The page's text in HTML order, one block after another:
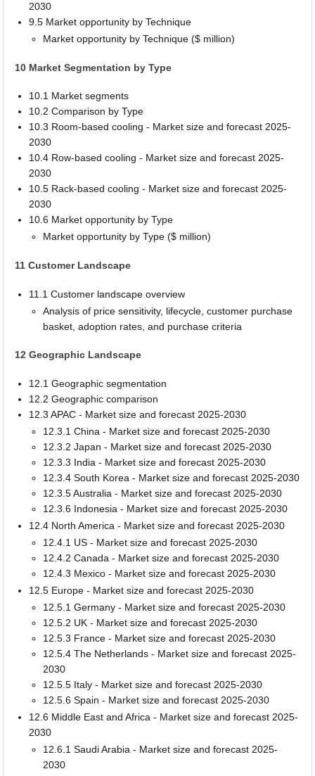
2030
9.5 Market opportunity by Technique
Market opportunity by Technique ($ million)
10 Market Segmentation by Type
10.1 Market segments
10.2 Comparison by Type
10.3 Room-based cooling - Market size and forecast 2025-
2030
10.4 Row-based cooling - Market size and forecast 2025-
2030
10.5 Rack-based cooling - Market size and forecast 2025-
2030
10.6 Market opportunity by Type
Market opportunity by Type ($ million)
11 Customer Landscape
11.1 Customer landscape overview
Analysis of price sensitivity, lifecycle, customer purchase
basket, adoption rates, and purchase criteria
12 Geographic Landscape
12.1 Geographic segmentation
12.2 Geographic comparison
12.3 APAC - Market size and forecast 2025-2030
12.3.1 China - Market size and forecast 2025-2030
12.3.2 Japan - Market size and forecast 2025-2030
12.3.3 India - Market size and forecast 2025-2030
12.3.4 South Korea - Market size and forecast 2025-2030
12.3.5 Australia - Market size and forecast 2025-2030
12.3.6 Indonesia - Market size and forecast 2025-2030
12.4 North America - Market size and forecast 2025-2030
12.4.1 US - Market size and forecast 2025-2030
12.4.2 Canada - Market size and forecast 2025-2030
12.4.3 Mexico - Market size and forecast 2025-2030
12.5 Europe - Market size and forecast 2025-2030
12.5.1 Germany - Market size and forecast 2025-2030
12.5.2 UK - Market size and forecast 2025-2030
12.5.3 France - Market size and forecast 2025-2030
12.5.4 The Netherlands - Market size and forecast 2025-
2030
12.5.5 Italy - Market size and forecast 2025-2030
12.5.6 Spain - Market size and forecast 2025-2030
12.6 Middle East and Africa - Market size and forecast 2025-
2030
12.6.1 Saudi Arabia - Market size and forecast 2025-
2030